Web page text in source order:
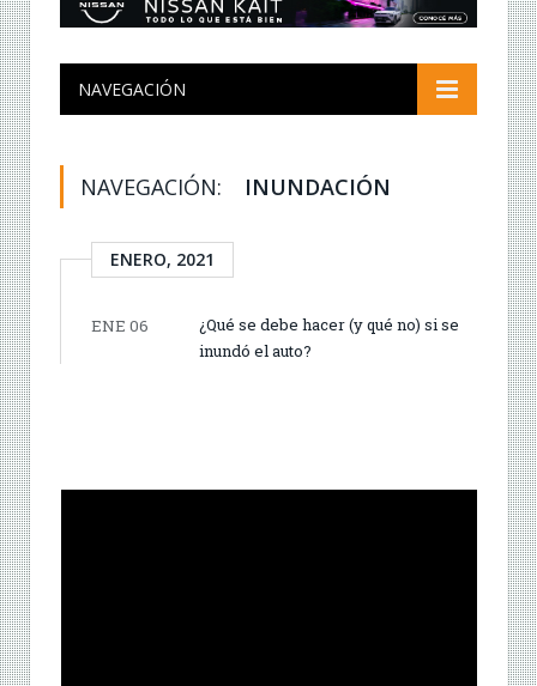
NAVEGACIÓN
NAVEGACIÓN: INUNDACIÓN
ENERO, 2021
ENE 06
¿Qué se debe hacer (y qué no) si se
inundó el auto?